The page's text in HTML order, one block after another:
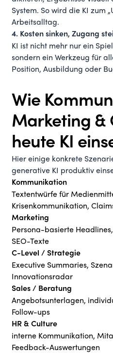
System. So wird die KI zum
Arbeitsalltag.
4. Kosten sinken, Zugang
KI ist nicht mehr nur ein
sondern ein Werkzeug für
Position, Ausbildung oder
Wie
Marketing &
heute KI
Hier einige konkrete
generative KI produktiv
Kommunikation
Textentwürfe für
Krisenkommunikation,
Marketing
Persona-basierte
SEO-Texte
C-Level / Strategie
Executive Summaries,
Innovationsradar
Sales / Beratung
Angebotsunterlagen,
Follow-ups
HR & Culture
interne Kommunikation,
Feedback-Auswertungen